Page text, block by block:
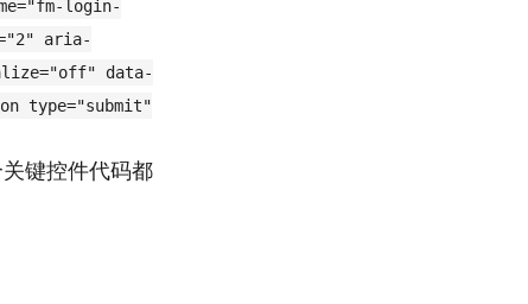
login-
aria-
data-
type="submit"
键控件代码都